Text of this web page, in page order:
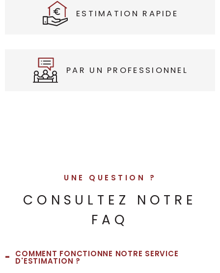
ESTIMATION RAPIDE
PAR UN PROFESSIONNEL
2 3
JE SÉLECTIONNE LE TYPE DE
Vendre Mon Bien
Louer Mon Bien
UNE QUESTION ?
CONSULTEZ NOTRE
FAQ
COMMENT FONCTIONNE NOTRE SERVICE
D'ESTIMATION ?